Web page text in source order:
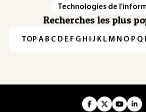
Technologies de
Recherches les plus
TOP·A·B·C· D· E· F·G· H · ·J· K· L· M · N ·O· P·Q·